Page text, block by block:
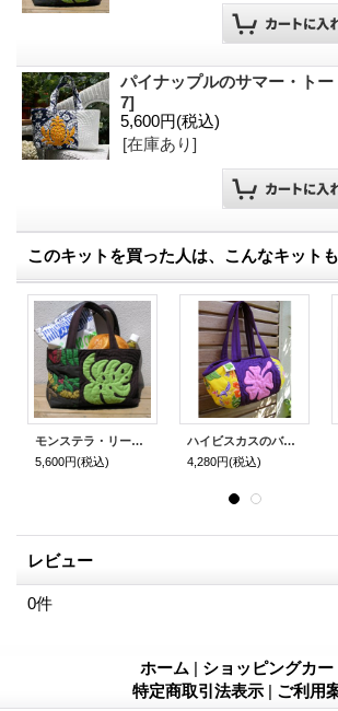
パイナップルのサマー・ト
7]
5,600円(税込)
[在庫あり]
このキットを買った人は、こんなキット
モンステラ・リーフのトートバッグ
5,600円(税込)
ハイビスカスのバルーン・トートバッグ
4,280円(税込)
レビュー
0件
ホーム | ショッピングカー
特定商取引法表示 | ご利用